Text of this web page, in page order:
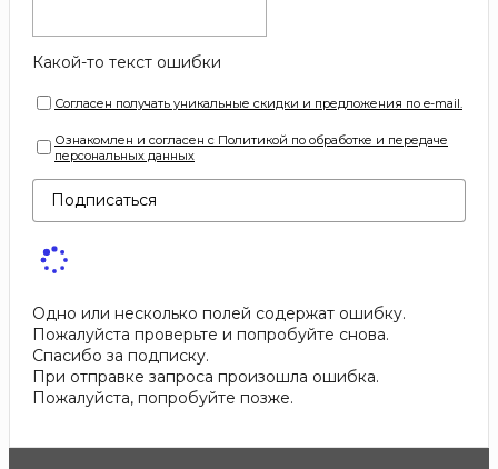
Какой-то текст ошибки
Согласен получать уникальные скидки и предложения по e-mail.
Ознакомлен и согласен с Политикой по обработке и передаче
персональных данных
Подписаться
Одно или несколько полей содержат ошибку.
Пожалуйста проверьте и попробуйте снова.
Спасибо за подписку.
При отправке запроса произошла ошибка.
Пожалуйста, попробуйте позже.